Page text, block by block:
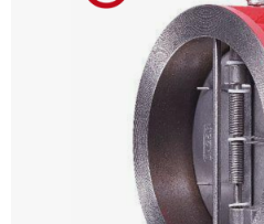
Реквизиты
+7 (495) 215-24-81
Заказать звонок Email для
Одинцово, Внуковская 9,
Пункт выдачи заказов